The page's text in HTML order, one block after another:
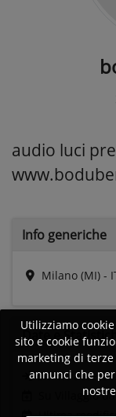
audio luci
Info generiche
Milano (MI) -
Date e
Ultimo
Su Villaggio
Utilizziamo
sito e cookie
marketing di
annunci che
nostre